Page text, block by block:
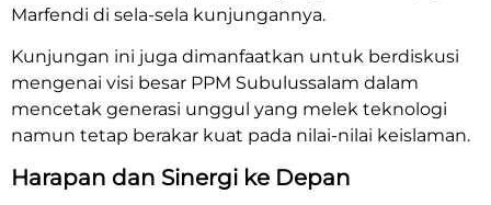
Marfendi di sela-sela kunjungannya.
Kunjungan ini juga dimanfaatkan untuk berdiskusi
mengenai visi besar PPM Subulussalam dalam
mencetak generasi unggul yang melek teknologi
namun tetap berakar kuat pada nilai-nilai keislaman.
Harapan dan Sinergi ke Depan